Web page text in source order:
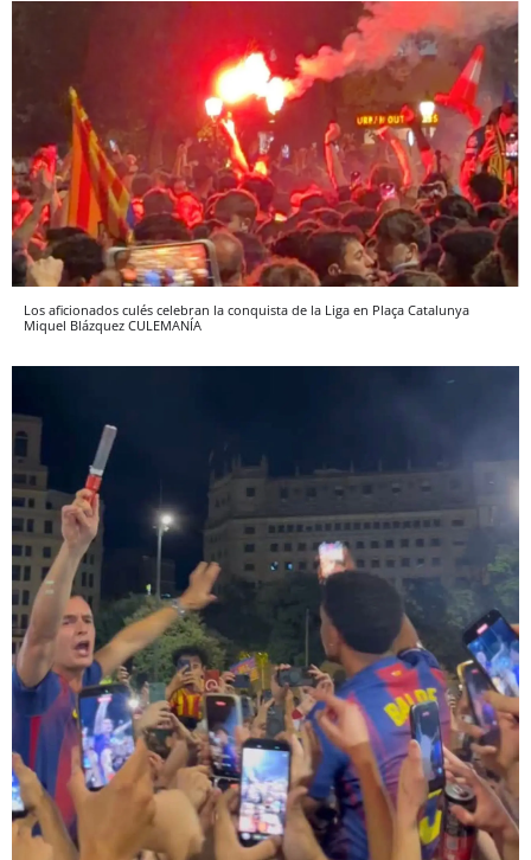
Los aficionados culés celebran la conquista de la Liga en Plaça Catalunya
Miquel Blázquez CULEMANÍA